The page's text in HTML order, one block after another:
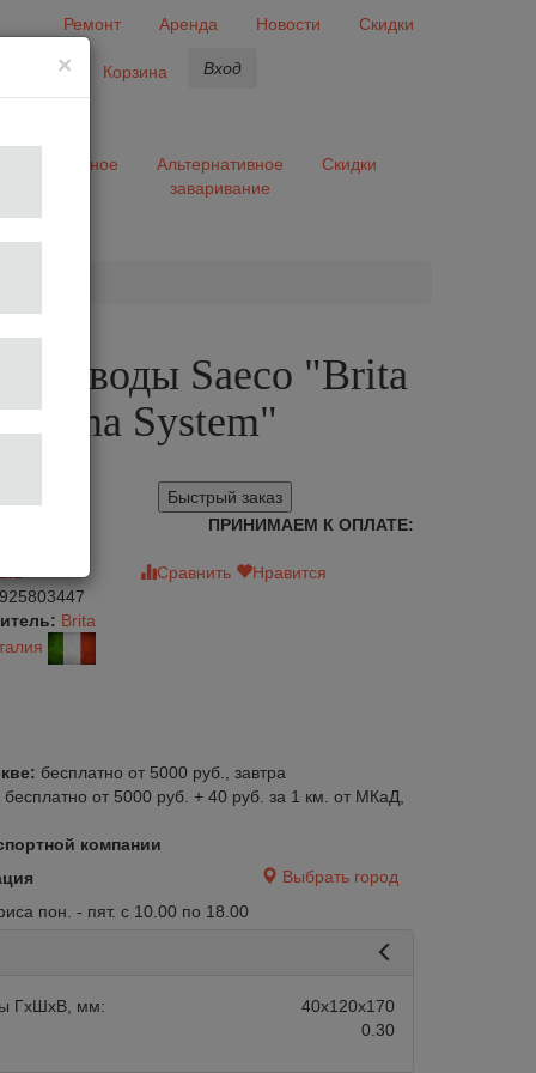
Ремонт Аренда Новости
Скидки
Корзина Вход
Разное
Альтернативное
заваривание
Скидки
для воды Saeco "Brita
System"
Быстрый заказ
ПРИНИМАЕМ К ОПЛАТЕ:
Сравнить
Нравится
Brita
бесплатно от 5000 руб., завтра
бесплатно от 5000 руб. + 40 руб. за 1 км. от МКаД,
компании
Выбрать город
пон. - пят. с 10.00 по 18.00
ГхШхВ, мм:
40х120х170
0.30
×